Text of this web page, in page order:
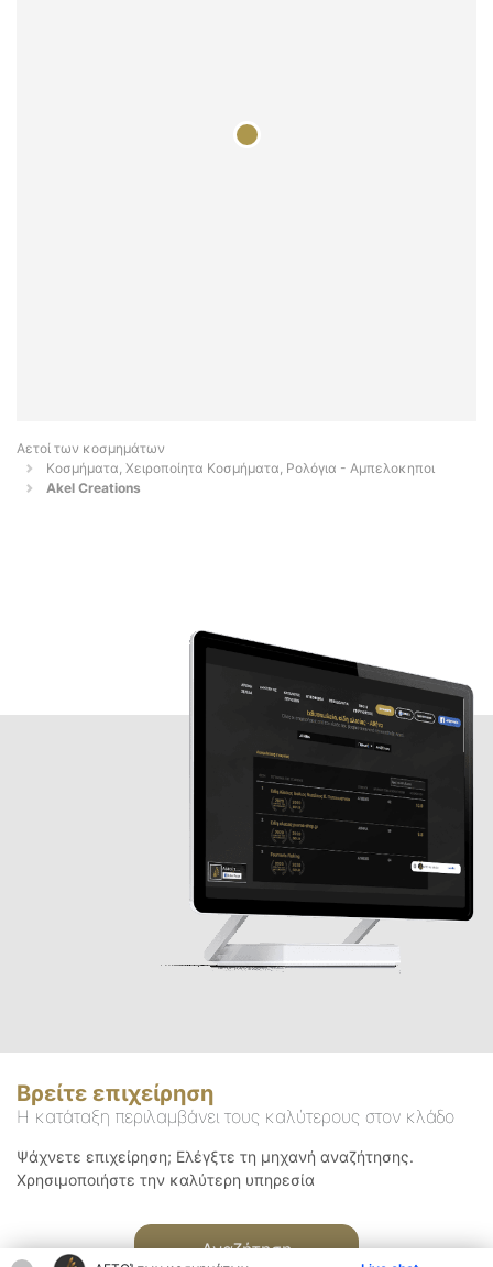
Αετοί των κοσμημάτων
Κοσμήματα, Χειροποίητα Κοσμήματα, Ρολόγια - Αμπελοκηποι
Akel Creations
Βρείτε επιχείρηση
Η κατάταξη περιλαμβάνει τους καλύτερους στον κλάδο
Ψάχνετε επιχείρηση; Ελέγξτε τη μηχανή αναζήτησης.
Χρησιμοποιήστε την καλύτερη υπηρεσία
Αναζήτηση